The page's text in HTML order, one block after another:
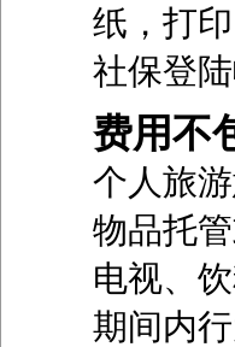
纸，打
社保登
费用不
个人旅
物品托
电视、
期间内